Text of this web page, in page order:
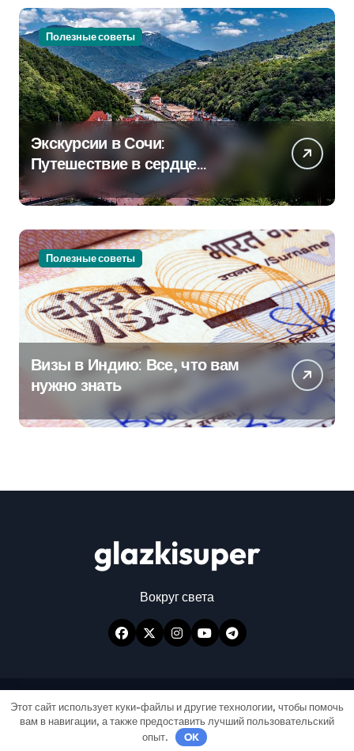
Полезные советы
Экскурсии в Сочи:
Путешествие в сердце
Черноморского курорта
Полезные советы
Визы в Индию: Все, что вам
нужно знать
glazkisuper
Вокруг света
Авторские права © Все права защищены|
NewspaperupотThemeansar.
Этот сайт использует куки-файлы и другие технологии, чтобы помочь
вам в навигации, а также предоставить лучший пользовательский
опыт.
OK